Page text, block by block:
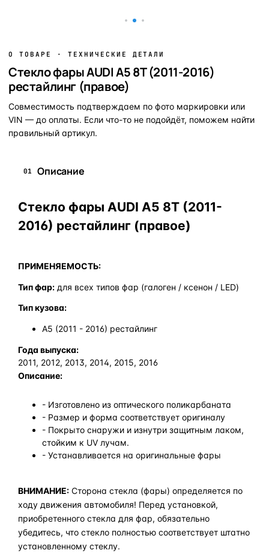
О ТОВАРЕ · ТЕХНИЧЕСКИЕ ДЕТАЛИ
Стекло фары AUDI A5 8T (2011-2016)
рестайлинг (правое)
Совместимость подтверждаем по фото маркировки или
VIN — до оплаты. Если что-то не подойдёт, поможем найти
правильный артикул.
01 Описание
Стекло фары AUDI A5 8T (2011-
2016) рестайлинг (правое)
ПРИМЕНЯЕМОСТЬ:
Тип фар: для всех типов фар (галоген / ксенон / LED)
Тип кузова:
A5 (2011 - 2016) рестайлинг
Года выпуска:
2011, 2012, 2013, 2014, 2015, 2016
Описание:
- Изготовлено из оптического поликарбаната
- Размер и форма соответствует оригиналу
- Покрыто снаружи и изнутри защитным лаком,
стойким к UV лучам.
- Устанавливается на оригинальные фары
ВНИМАНИЕ: Сторона стекла (фары) определяется по
ходу движения автомобиля! Перед установкой,
приобретенного стекла для фар, обязательно
убедитесь, что стекло полностью соответствует штатно
установленному стеклу.